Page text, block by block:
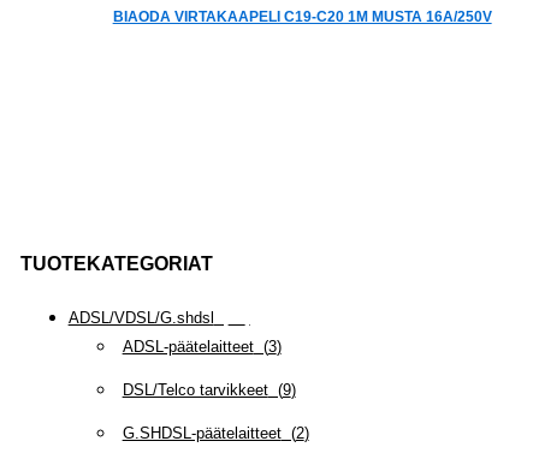
TUOTEKATEGORIAT
ADSL/VDSL/G.shdsl
ADSL-päätelaitteet(3)
DSL/Telco tarvikkeet(9)
G.SHDSL-päätelaitteet(2)
BIAODA VIRTAKAAPELI C19-C20 1M MUSTA 16A/250V